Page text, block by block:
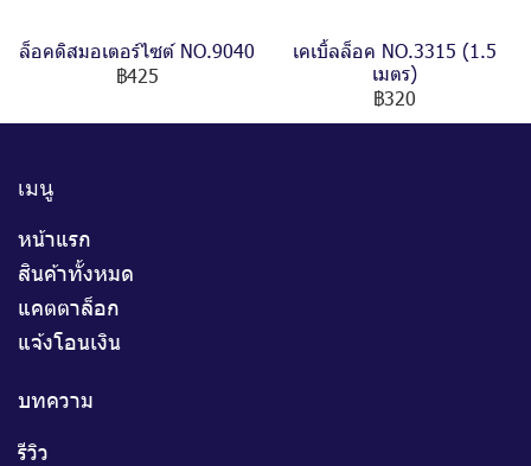
ล็อคดิสมอเตอร์ไซต์ NO.9040
฿425
เคเบิ้ลล็อค NO.3315 (1.5
เมตร)
฿320
เมนู
หน้าแรก
สินค้าทั้งหมด
แคตตาล็อก
แจ้งโอนเงิน
บทความ
รีวิว